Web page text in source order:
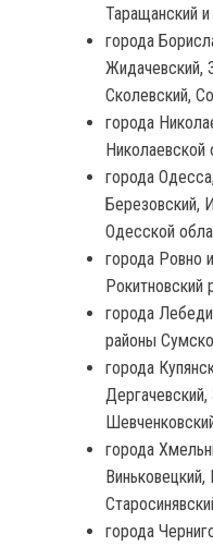
Таращанский
города
Жидачевский,
Сколевский,
города
Николаевской
города
Березовский,
Одесской
города Ровно
Рокитновский
города
районы
города
города
города